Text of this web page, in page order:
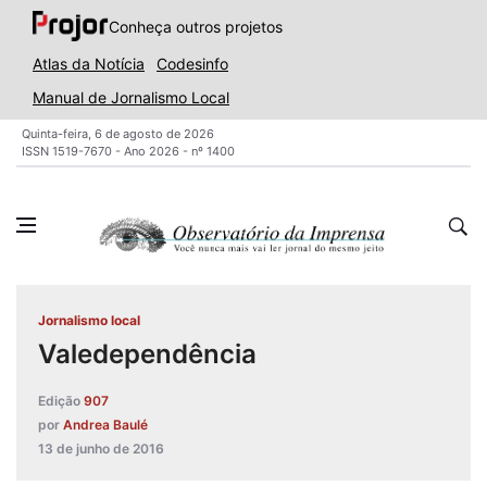
Conheça outros projetos
Atlas da Notícia
Codesinfo
Manual de Jornalismo Local
Quinta-feira, 6 de agosto de 2026
ISSN 1519-7670 - Ano 2026 - nº 1400
Jornalismo local
Valedependência
Edição 907
por Andrea Baulé
13 de junho de 2016